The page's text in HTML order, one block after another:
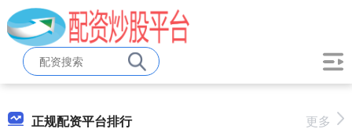
正规配资平台排行 更多